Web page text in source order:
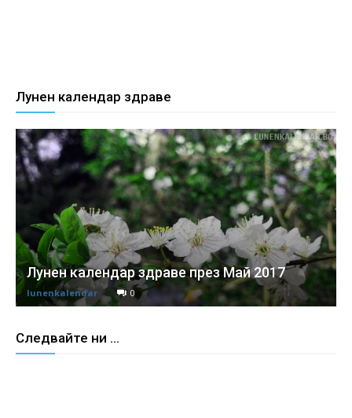
Лунен календар здраве
Лунен календар здраве през Май 2017
lunenkalendar 0
Следвайте ни ...